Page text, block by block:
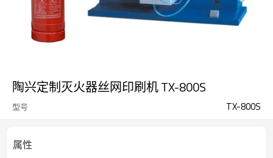
陶兴定制灭火器丝网印刷机 TX-800S
型号 TX-800S
属性